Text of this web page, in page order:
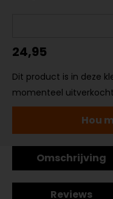
24,95
Dit product is in deze
momenteel
Hou
Omschrijving
Reviews